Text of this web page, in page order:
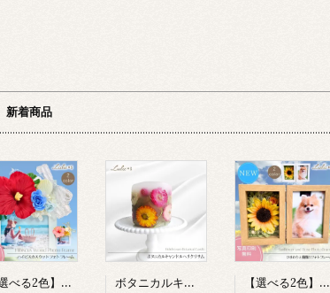
新着商品
【選べる2色】ハイビスカス 写真立て ハワイアン リゾート フォトフレーム プリザーブドフラワー 造花 木製 L判 ギフト Lulu＊s ボタニカルキャンドル ヘリクリサム 花 誕生日 母の日 癒し ギフト Lulu＊s プリザーブドフラワー 【選べる2色】ひまわり フォトフレーム 写真立て メモリアル 退職祝い Lulu＊s 0857 0856